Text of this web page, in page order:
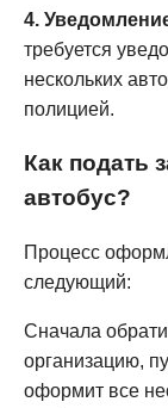
4.
требуется
нескольких
полицией.
Как подать
автобус?
Процесс
следующий:
Сначала
организацию,
оформит все